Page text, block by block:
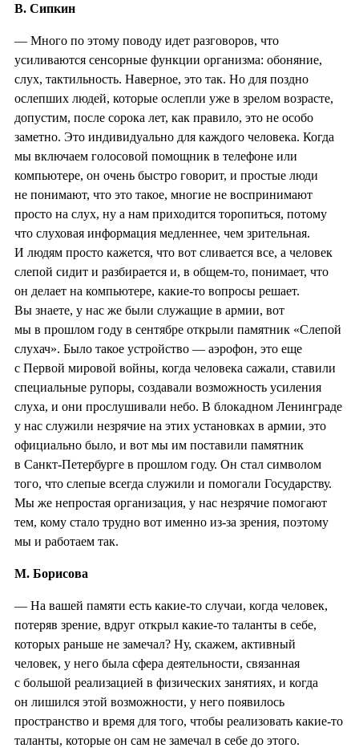
В. Сипкин
— Много по этому поводу идет разговоров, что
усиливаются сенсорные функции организма: обоняние,
слух, тактильность. Наверное, это так. Но для поздно
ослепших людей, которые ослепли уже в зрелом возрасте,
допустим, после сорока лет, как правило, это не особо
заметно. Это индивидуально для каждого человека. Когда
мы включаем голосовой помощник в телефоне или
компьютере, он очень быстро говорит, и простые люди
не понимают, что это такое, многие не воспринимают
просто на слух, ну а нам приходится торопиться, потому
что слуховая информация медленнее, чем зрительная.
И людям просто кажется, что вот сливается все, а человек
слепой сидит и разбирается и, в общем-то, понимает, что
он делает на компьютере, какие-то вопросы решает.
Вы знаете, у нас же были служащие в армии, вот
мы в прошлом году в сентябре открыли памятник «Слепой
слухач». Было такое устройство — аэрофон, это еще
с Первой мировой войны, когда человека сажали, ставили
специальные рупоры, создавали возможность усиления
слуха, и они прослушивали небо. В блокадном Ленинграде
у нас служили незрячие на этих установках в армии, это
официально было, и вот мы им поставили памятник
в Санкт-Петербурге в прошлом году. Он стал символом
того, что слепые всегда служили и помогали Государству.
Мы же непростая организация, у нас незрячие помогают
тем, кому стало трудно вот именно из-за зрения, поэтому
мы и работаем так.
М. Борисова
— На вашей памяти есть какие-то случаи, когда человек,
потеряв зрение, вдруг открыл какие-то таланты в себе,
которых раньше не замечал? Ну, скажем, активный
человек, у него была сфера деятельности, связанная
с большой реализацией в физических занятиях, и когда
он лишился этой возможности, у него появилось
пространство и время для того, чтобы реализовать какие-то
таланты, которые он сам не замечал в себе до этого.